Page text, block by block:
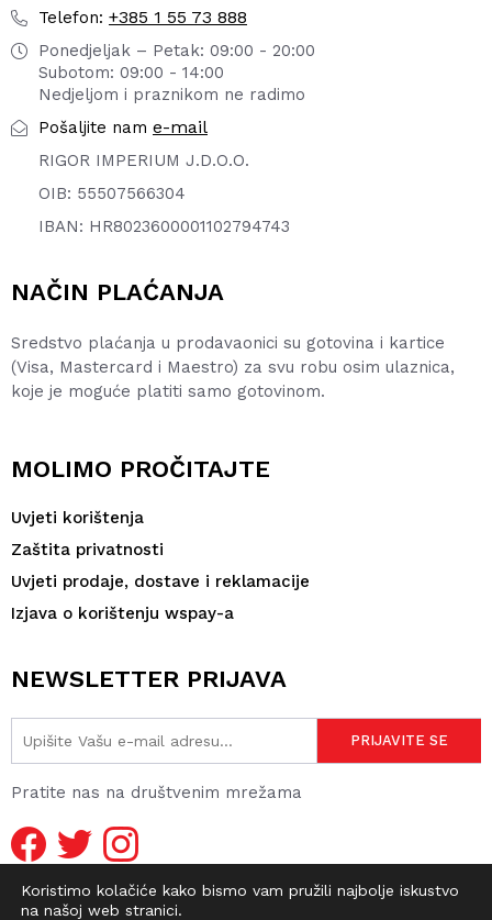
Telefon: +385 1 55 73 888
Ponedjeljak – Petak: 09:00 - 20:00
Subotom: 09:00 - 14:00
Nedjeljom i praznikom ne radimo
Pošaljite nam e-mail
RIGOR IMPERIUM J.D.O.O.
OIB: 55507566304
IBAN: HR8023600001102794743
NAČIN PLAĆANJA
Sredstvo plaćanja u prodavaonici su gotovina i kartice
(Visa, Mastercard i Maestro) za svu robu osim ulaznica,
koje je moguće platiti samo gotovinom.
MOLIMO PROČITAJTE
Uvjeti korištenja
Zaštita privatnosti
Uvjeti prodaje, dostave i reklamacije
Izjava o korištenju wspay-a
NEWSLETTER PRIJAVA
Pratite nas na društvenim mrežama
Koristimo kolačiće kako bismo vam pružili najbolje iskustvo
na našoj web stranici.